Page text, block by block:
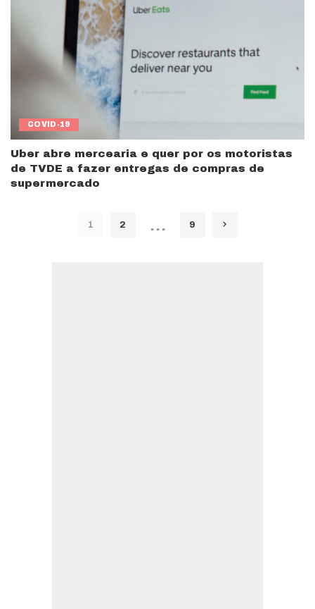
COVID-19
Uber abre mercearia e quer por os motoristas
de TVDE a fazer entregas de compras de
supermercado
1 2 … 9